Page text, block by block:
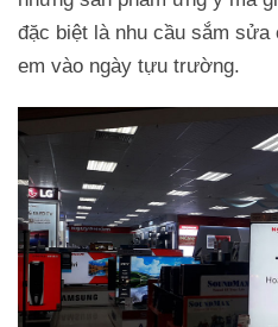
đặc biệt là nhu cầu sắm
em vào ngày tựu trường.